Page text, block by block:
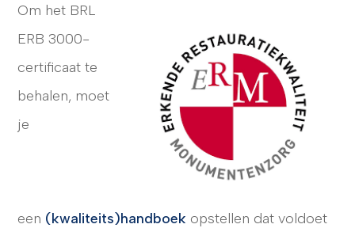
Om het BRL
ERB 3000-
certificaat te
behalen, moet
je
een (kwaliteits)handboek opstellen dat voldoet